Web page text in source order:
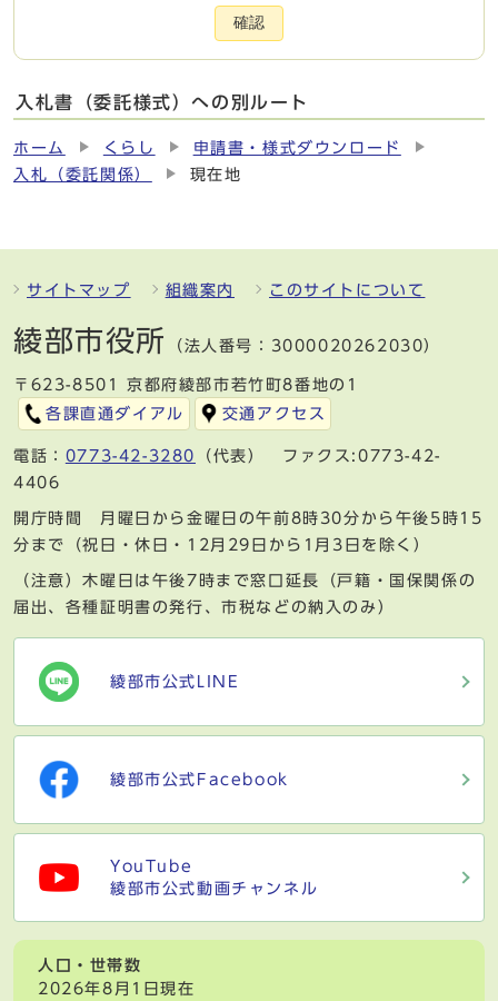
確認
入札書（委託様式）への別ルート
ホーム くらし
申請書・様式ダウンロード
入札（委託関係）
現在地
サイトマップ 組織案内 このサイトについて
綾部市役所 （法人番号：3000020262030）
〒623-8501 京都府綾部市若竹町8番地の1
各課直通ダイアル
交通アクセス
電話： 0773-42-3280
（代表） ファクス:0773-42-
4406
開庁時間 月曜日から金曜日の午前8時30分から午後5時15
分まで（祝日・休日・12月29日から1月3日を除く）
（注意）木曜日は午後7時まで窓口延長（戸籍・国保関係の
届出、各種証明書の発行、市税などの納入のみ）
綾部市公式LINE
綾部市公式Facebook
YouTube
綾部市公式動画チャンネル
人口・世帯数
2026年8月1日現在